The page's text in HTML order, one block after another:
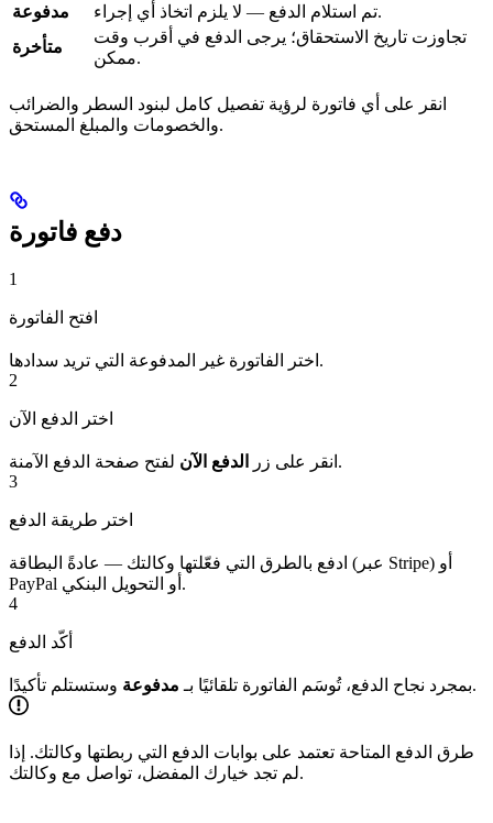
مدفوعة
تم استلام الدفع — لا يلزم اتخاذ أي إجراء.
متأخرة
تجاوزت تاريخ الاستحقاق؛ يرجى الدفع في أقرب وقت
ممكن.
انقر على أي فاتورة لرؤية تفصيل كامل لبنود السطر والضرائب
والخصومات والمبلغ المستحق.
دفع فاتورة
1
افتح الفاتورة
اختر الفاتورة غير المدفوعة التي تريد سدادها.
2
اختر الدفع الآن
انقر على زر الدفع الآن
لفتح صفحة الدفع الآمنة.
3
اختر طريقة الدفع
ادفع بالطرق التي فعّلتها وكالتك — عادةً البطاقة (عبر Stripe) أو
PayPal أو التحويل البنكي.
4
أكّد الدفع
بمجرد نجاح الدفع، تُوسَم الفاتورة تلقائيًا بـ مدفوعة وستستلم تأكيدًا.
طرق الدفع المتاحة تعتمد على بوابات الدفع التي ربطتها وكالتك. إذا
لم تجد خيارك المفضل، تواصل مع وكالتك.